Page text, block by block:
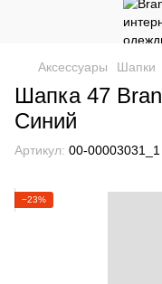
Аксессуары Шапки
Шапка 47
Синий
Артикул: 00-00003031_1
−23%